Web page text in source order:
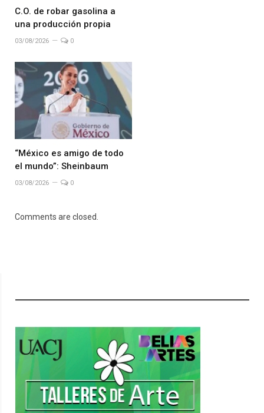
C.O. de robar gasolina a
una producción propia
03/08/2026 0
“México es amigo de todo
el mundo”: Sheinbaum
03/08/2026 0
Comments are closed.